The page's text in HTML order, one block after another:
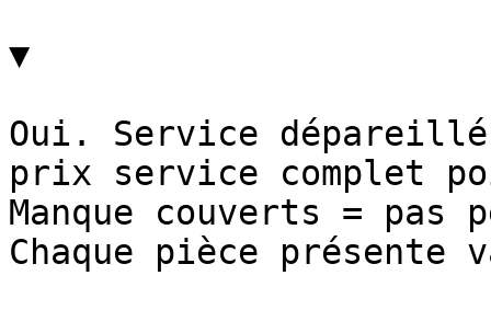
▼
Oui. Service dépareillé
prix service complet
Manque couverts =
Chaque pièce